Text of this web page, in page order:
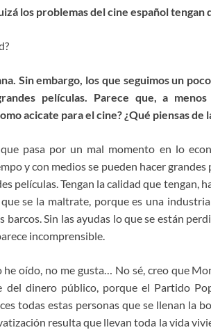
los problemas del cine español tengan
Sin embargo, los que seguimos un
películas. Parece que, a
acicate para el cine? ¿Qué piensas de
pasa por un mal momento en lo
y con medios se pueden hacer
películas. Tengan la calidad que tengan,
se la maltrate, porque es una
barcos. Sin las ayudas lo que se están
incomprensible.
oído, no me gusta… No sé, creo que
dinero público, porque el Partido
todas estas personas que se llenan la
resulta que llevan toda la vida